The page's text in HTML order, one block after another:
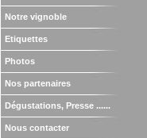
Notre vignoble
Etiquettes
Photos
Nos partenaires
Dégustations, Presse ......
Nous contacter